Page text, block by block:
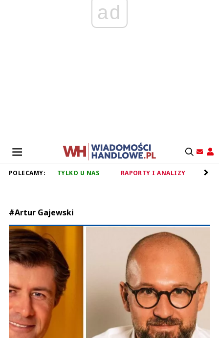
ad
POLECAMY: TYLKO U NAS RAPORTY I ANALIZY
#Artur Gajewski